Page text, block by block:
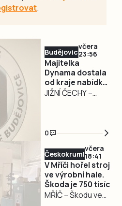
.
Budějovicko
včera
23:56
Majitelka
Dynama dostala
od kraje nabídku
na odkup akcií za
JIŽNÍ ČECHY –
předložil majitelce
SK Dynamo České
Budějovice
oficiální nabídku
na odkup 144 akcií
společnosti SK
Dynamo České
0
Českokrumlovsko
včera
18:41
V Mříči hořel stroj
ve výrobní hale.
Škoda je 750 tisíc
MŘÍČ – Škodu ve